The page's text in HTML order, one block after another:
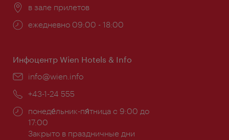
Расположение:
в зале прилетов
Часы
ежедневно 09:00 - 18:00
Инфоцентр Wien Hotels & Info
Эл.
info@wien.info
Телефон:
+43-1-24 555
Часы
работы:
понеде́льник-пя́тница с 9:00 до
17:00
Закрыто в праздничные дни